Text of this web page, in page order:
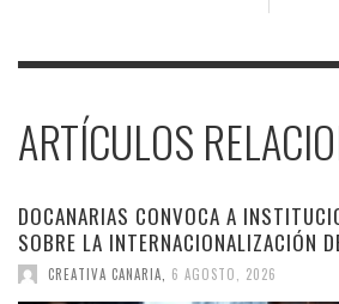
ARTÍCULOS
DOCANARIAS CONVOCA A
SOBRE LA INTERNACIONALIZACIÓN
CREATIVA CANARIA 6 AGOSTO, 2026